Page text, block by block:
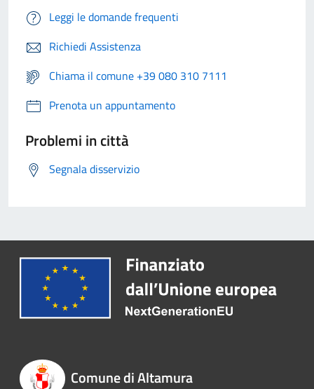
Leggi le domande frequenti
Richiedi Assistenza
Chiama il comune +39 080 310 7111
Prenota un appuntamento
Problemi in città
Segnala disservizio
Comune di Altamura